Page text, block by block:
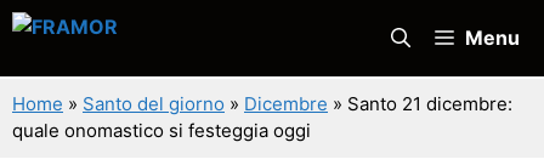
Vai
contenuto
Menu
Home » Santo del giorno » Dicembre » Santo 21 dicembre:
quale onomastico si festeggia oggi